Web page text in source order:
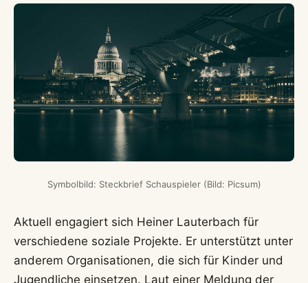
Symbolbild: Steckbrief Schauspieler (Bild: Picsum)
Aktuell engagiert sich Heiner Lauterbach für
verschiedene soziale Projekte. Er unterstützt unter
anderem Organisationen, die sich für Kinder und
Jugendliche einsetzen. Laut einer Meldung der